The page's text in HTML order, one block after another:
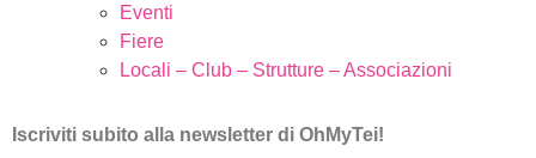
Eventi
Fiere
Locali – Club – Strutture – Associazioni
Iscriviti subito alla newsletter di OhMyTei!